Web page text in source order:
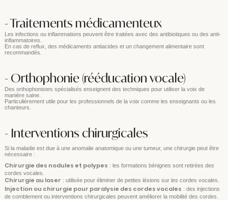
- Traitements médicamenteux
Les infections ou inflammations peuvent être traitées avec des antibiotiques ou des anti-
inflammatoires.
En cas de reflux, des médicaments antiacides et un changement alimentaire sont
recommandés.
- Orthophonie (rééducation vocale)
Des orthophonistes spécialisés enseignent des techniques pour utiliser la voix de
manière saine.
Particulièrement utile pour les professionnels de la voix comme les enseignants ou les
chanteurs.
- Interventions chirurgicales
Si la maladie est due à une anomalie anatomique ou une tumeur, une chirurgie peut être
nécessaire :
Chirurgie des nodules et polypes : les formations bénignes sont retirées des
cordes vocales.
Chirurgie au laser : utilisée pour éliminer de petites lésions sur les cordes vocales.
Injection ou chirurgie pour paralysie des cordes vocales : des injections
de comblement ou interventions chirurgicales peuvent améliorer la mobilité des cordes.